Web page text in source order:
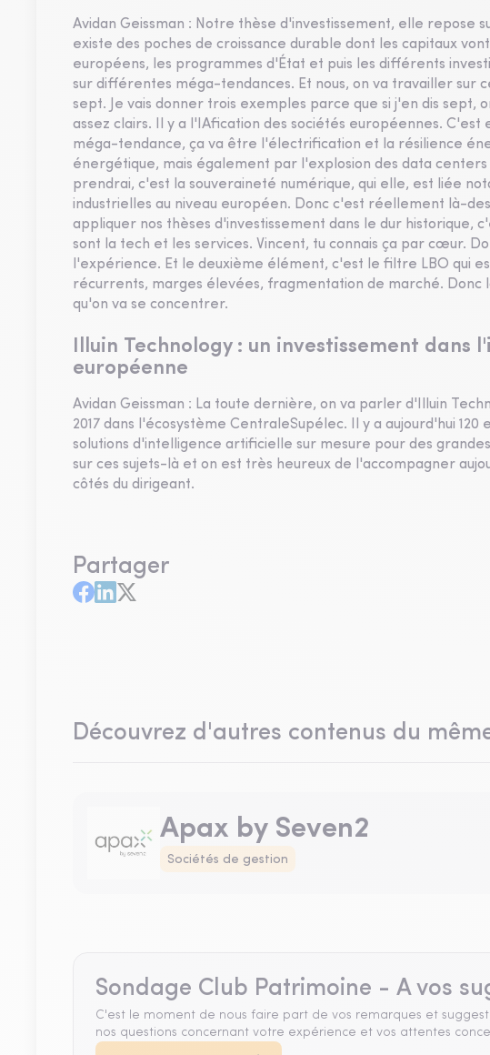
Avidan Geissman : Notre thèse d'investissement, elle repose
existe des poches de croissance durable dont les capitaux
européens, les programmes d'État et puis les différents
sur différentes méga-tendances. Et nous, on va travailler sur
sept. Je vais donner trois exemples parce que si j'en dis sept,
assez clairs. Il y a l'IAfication des sociétés européennes.
méga-tendance, ça va être l'électrification et la résilience
énergétique, mais également par l'explosion des data
prendrai, c'est la souveraineté numérique, qui elle, est liée
industrielles au niveau européen. Donc c'est réellement là-
appliquer nos thèses d'investissement dans le dur historique,
sont la tech et les services. Vincent, tu connais ça par cœur.
l'expérience. Et le deuxième élément, c'est le filtre LBO qui
récurrents, marges élevées, fragmentation de marché. Donc
qu'on va se concentrer.
Illuin Technology : un investissement
européenne
Avidan Geissman : La toute dernière, on va parler d'Illuin
2017 dans l'écosystème CentraleSupélec. Il y a aujourd'hui
solutions d'intelligence artificielle sur mesure pour des
sur ces sujets-là et on est très heureux de l'accompagner
côtés du dirigeant.
Partager
Découvrez d'autres contenus du
Apax by Seven2
Sociétés de gestion
Sondage Club Patrimoine - A vos
C'est le moment de nous faire part de vos remarques et
nos questions concernant votre expérience et vos attentes